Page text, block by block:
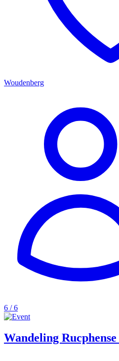
Woudenberg
6 / 6
Wandeling